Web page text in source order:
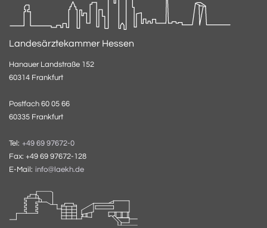
Landesärztekammer Hessen
Hanauer Landstraße 152
60314 Frankfurt
Postfach 60 05 66
60335 Frankfurt
Tel: +49 69 97672-0
Fax: +49 69 97672-128
E-Mail: info@laekh.de